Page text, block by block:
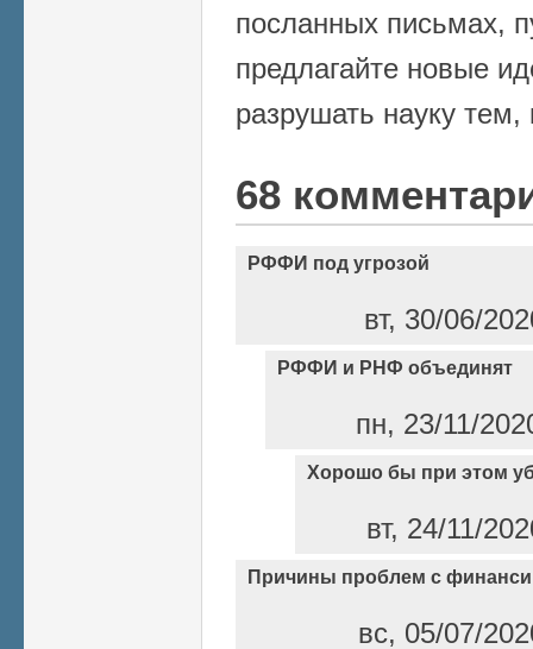
посланных письмах,
предлагайте новые
разрушать науку тем,
68
РФФИ под угрозой
вт, 30/06/
РФФИ и РНФ объединят
пн, 23/11/
Хорошо бы при этом
вт, 24/11/
Причины проблем с
вс, 05/07/